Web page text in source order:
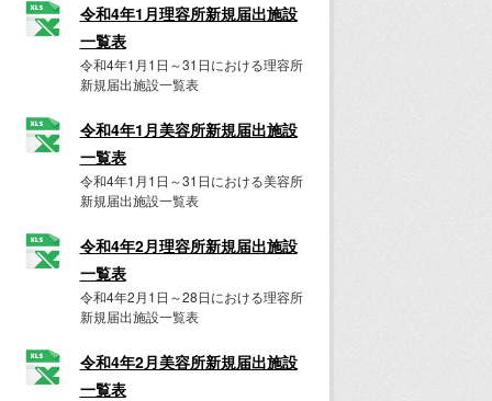
令和4年1月理容所新規届出施設
一覧表
令和4年1月1日～31日における理容所
新規届出施設一覧表
令和4年1月美容所新規届出施設
一覧表
令和4年1月1日～31日における美容所
新規届出施設一覧表
令和4年2月理容所新規届出施設
一覧表
令和4年2月1日～28日における理容所
新規届出施設一覧表
令和4年2月美容所新規届出施設
一覧表